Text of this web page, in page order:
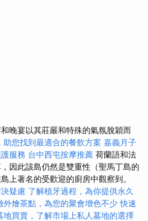
晚宴以其莊嚴和特殊的氣氛脫穎而
助您找到最適合的餐飲方案 嘉義月子
服務 台中西屯按摩推薦 荷蘭語和法
因此該島仍然是雙重性（聖馬丁島的
上著名的受歡迎的廚房中觀察到。
疑慮 了解植牙過程，為你提供永久
外燴茶點，為您的聚會增色不少 快速
地買賣，了解市場上私人墓地的選擇